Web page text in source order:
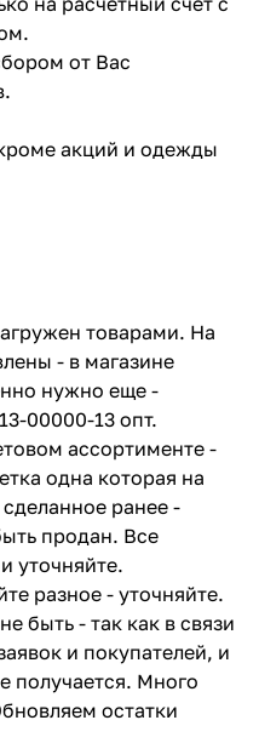
от Вас
акций и одежды
товарами. На
- в магазине
нужно еще -
00000-13 опт.
ассортименте -
одна которая на
ранее -
продан. Все
уточняйте.
разное - уточняйте.
быть - так как в связи
и покупателей, и
получается. Много
остатки